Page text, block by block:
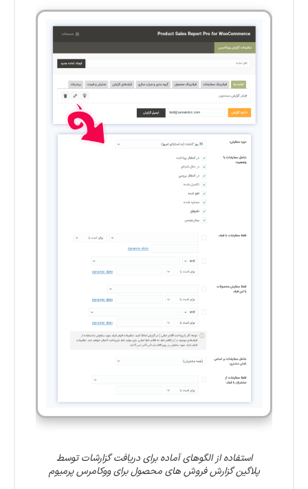
استفاده از الگوهای آماده برای دریافت گزارشات توسط
پلاگین گزارش فروش های محصول برای ووکامرس پرمیوم